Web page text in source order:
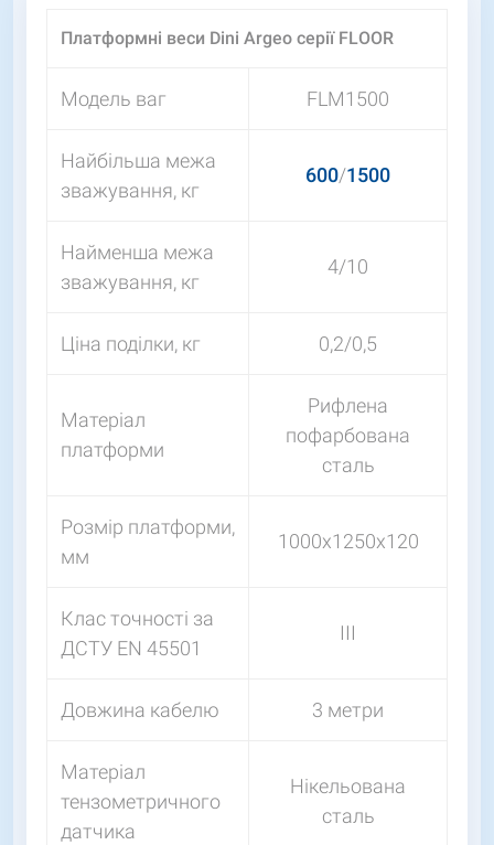
Платформні веси Dini Argeo серії FLOOR
Модель ваг FLM1500
Найбільша межа
зважування, кг
600/1500
Найменша межа
зважування, кг
4/10
Ціна поділки, кг 0,2/0,5
Матеріал
платформи
Рифлена
пофарбована
сталь
Розмір платформи,
мм
1000х1250х120
Клас точності за
ДСТУ EN 45501
III
Довжина кабелю 3 метри
Матеріал
тензометричного
датчика
Нікельована
сталь